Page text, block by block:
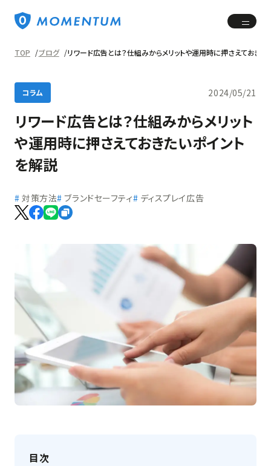
TOP ブログ リワード広告とは？仕組みからメリットや運用時に押さえておきた
コラム 2024/05/21
リワード広告とは？仕組みからメリット
や運用時に押さえておきたいポイント
を解説
対策方法 ブランドセーフティ ディスプレイ広告
目次